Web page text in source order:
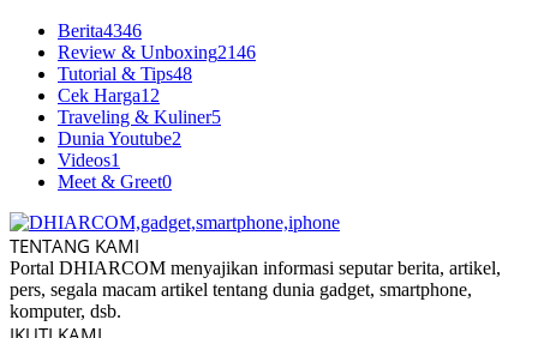
Berita4346
Review & Unboxing2146
Tutorial & Tips48
Cek Harga12
Traveling & Kuliner5
Dunia Youtube2
Videos1
Meet & Greet0
TENTANG KAMI
Portal DHIARCOM menyajikan informasi seputar berita, artikel,
pers, segala macam artikel tentang dunia gadget, smartphone,
komputer, dsb.